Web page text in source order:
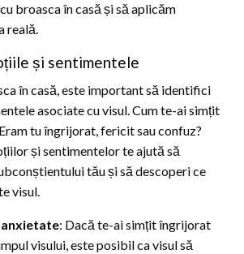
broasca în casă și să aplicăm
reală.
și sentimentele
în casă, este important să identifici
asociate cu visul. Cum te-ai simțit
tu îngrijorat, fericit sau confuz?
și sentimentelor te ajută să
tău și să descoperi ce
visul.
: Dacă te-ai simțit îngrijorat
visului, este posibil ca visul să